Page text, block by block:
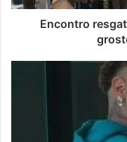
Roca
Encontro